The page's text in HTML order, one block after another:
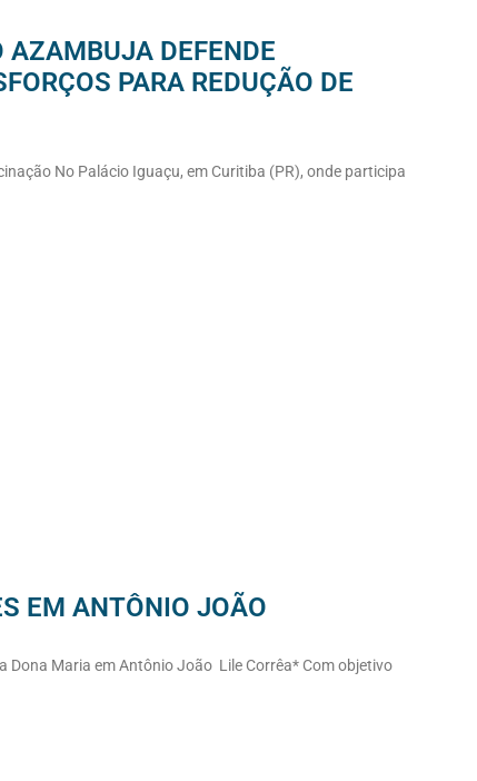
AZAMBUJA DEFENDE
PARA REDUÇÃO DE
No Palácio Iguaçu, em Curitiba (PR), onde participa
EM ANTÔNIO JOÃO
Dona Maria em Antônio João Lile Corrêa* Com objetivo